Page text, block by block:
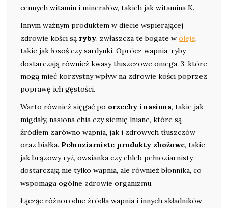
cennych witamin i minerałów, takich jak witamina K.
Innym ważnym produktem w diecie wspierającej
zdrowie kości są ryby, zwłaszcza te bogate w oleje,
takie jak łosoś czy sardynki. Oprócz wapnia, ryby
dostarczają również kwasy tłuszczowe omega-3, które
mogą mieć korzystny wpływ na zdrowie kości poprzez
poprawę ich gęstości.
Warto również sięgać po orzechy i nasiona, takie jak
migdały, nasiona chia czy siemię lniane, które są
źródłem zarówno wapnia, jak i zdrowych tłuszczów
oraz białka. Pełnoziarniste produkty zbożowe, takie
jak brązowy ryż, owsianka czy chleb pełnoziarnisty,
dostarczają nie tylko wapnia, ale również błonnika, co
wspomaga ogólne zdrowie organizmu.
Łącząc różnorodne źródła wapnia i innych składników